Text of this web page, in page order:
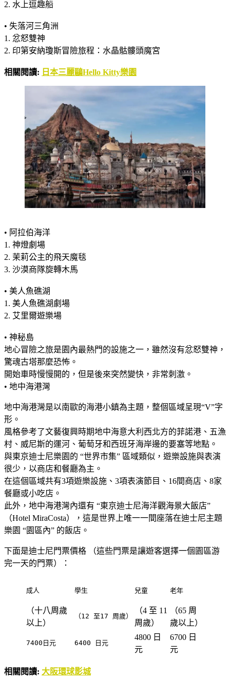
2. 水上逗趣船
• 失落河三角洲
1. 忿怒雙神
2. 印第安納瓊斯冒險旅程：水晶骷髏頭魔宮
相關閱讀: 日本三麗鷗Hello Kitty樂園
• 阿拉伯海洋
1. 神燈劇場
2. 茉莉公主的飛天魔毯
3. 沙漠商隊旋轉木馬
• 美人魚礁湖
1. 美人魚礁湖劇場
2. 艾里爾遊樂場
• 神秘島
地心冒險之旅是園內最熱門的設施之一，雖然沒有忿怒雙神，
驚魂古塔那麼恐怖。
開始車時慢慢開的，但是後來突然變快，非常刺激。
• 地中海港灣
地中海港灣是以南歐的海港小鎮為主題，整個區域呈現“V”字
形。
風格參考了文藝復興時期地中海意大利西北方的菲諾港、五漁
村、威尼斯的運河、葡萄牙和西班牙海岸邊的要塞等地點。
與東京迪士尼樂園的 “世界市集” 區域類似，遊樂設施與表演
很少，以商店和餐廳為主。
在這個區域共有3項遊樂設施、3項表演節目、16間商店、8家
餐廳或小吃店。
此外，地中海港灣內還有 “東京迪士尼海洋觀海景大飯店”
（Hotel MiraCosta），這是世界上唯一一間座落在迪士尼主題
樂園 “園區內” 的飯店。
下面是迪士尼門票價格 （這些門票是讓遊客選擇一個園區游
完一天的門票）：
成人 學生 兒童 老年
（十八周歲
以上）
（12 至17 周歲）
（4 至 11
周歲）
（65 周
歲以上）
7400日元 6400 日元
4800 日
元
6700 日
元
相關閱讀: 大阪環球影城